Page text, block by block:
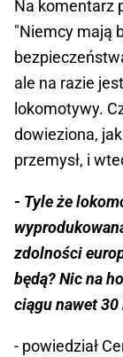
Na komentarz
"Niemcy mają
ale na razie
lokomotywy.
dowieziona,
przemysł, i
- Tyle że
zdolności
będą? Nic na
ciągu nawet
- powiedział